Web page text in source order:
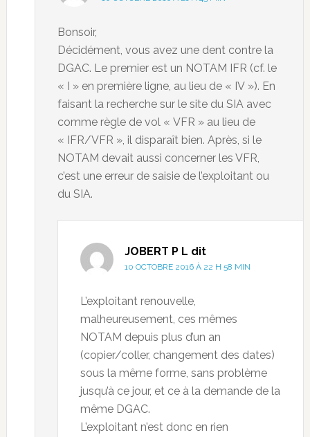
Bonsoir,
Décidément, vous avez une dent contre la
DGAC. Le premier est un NOTAM IFR (cf. le
« I » en première ligne, au lieu de « IV »). En
faisant la recherche sur le site du SIA avec
comme règle de vol « VFR » au lieu de
« IFR/VFR », il disparaît bien. Après, si le
NOTAM devait aussi concerner les VFR,
c’est une erreur de saisie de l’exploitant ou
du SIA.
JOBERT P L dit
10 OCTOBRE 2016 À 22 H 58 MIN
L’exploitant renouvelle,
malheureusement, ces mêmes
NOTAM depuis plus d’un an
(copier/coller, changement des dates)
sous la même forme, sans problème
jusqu’à ce jour, et ce à la demande de la
même DGAC.
L’exploitant n’est donc en rien